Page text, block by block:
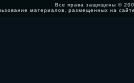
Все права защищены ©
материалов, размещенных на